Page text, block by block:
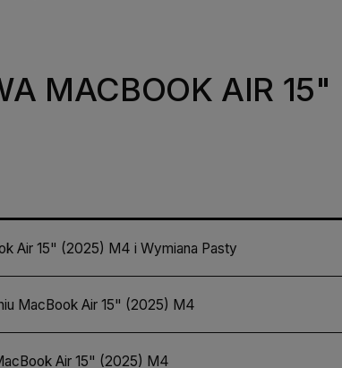
MACBOOK AIR
Air 15" (2025) M4 i Wymiana Pasty
MacBook Air 15" (2025) M4
Air 15" (2025) M4